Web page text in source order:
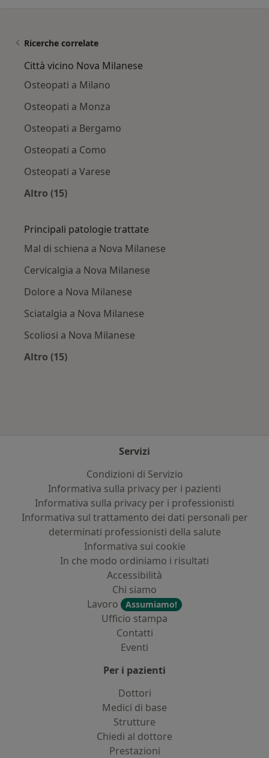
Ricerche correlate
Città vicino Nova Milanese
Osteopati a Milano
Osteopati a Monza
Osteopati a Bergamo
Osteopati a Como
Osteopati a Varese
Altro (15)
Principali patologie trattate
Mal di schiena a Nova Milanese
Cervicalgia a Nova Milanese
Dolore a Nova Milanese
Sciatalgia a Nova Milanese
Scoliosi a Nova Milanese
Altro (15)
Servizi
Condizioni di Servizio
Informativa sulla privacy per i pazienti
Informativa sulla privacy per i professionisti
Informativa sul trattamento dei dati personali per
determinati professionisti della salute
Informativa sui cookie
In che modo ordiniamo i risultati
Accessibilità
Chi siamo
Lavoro
Assumiamo!
Ufficio stampa
Contatti
Eventi
Per i pazienti
Dottori
Medici di base
Strutture
Chiedi al dottore
Prestazioni